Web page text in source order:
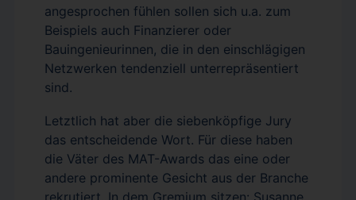
angesprochen fühlen sollen sich u.a. zum
Beispiels auch Finanzierer oder
Bauingenieurinnen, die in den einschlägigen
Netzwerken tendenziell unterrepräsentiert
sind.
Letztlich hat aber die siebenköpfige Jury
das entscheidende Wort. Für diese haben
die Väter des MAT-Awards das eine oder
andere prominente Gesicht aus der Branche